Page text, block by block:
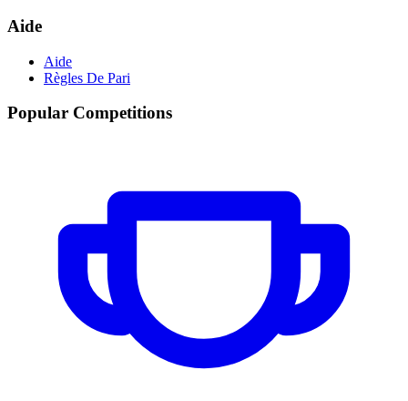
Aide
Aide
Règles De Pari
Popular Competitions